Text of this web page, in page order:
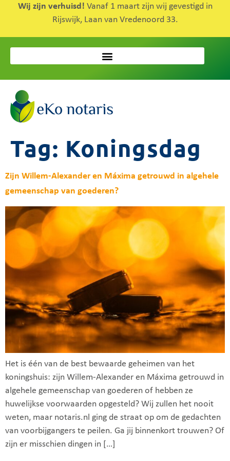
Wij zijn verhuisd! Vanaf 1 maart zijn wij gevestigd in
Rijswijk, Laan van Vredenoord 33.
Tag: Koningsdag
Zijn Willem-Alexander en Máxima getrouwd in algehele
gemeenschap van goederen?
Het is één van de best bewaarde geheimen van het
koningshuis: zijn Willem-Alexander en Máxima getrouwd in
algehele gemeenschap van goederen of hebben ze
huwelijkse voorwaarden opgesteld? Wij zullen het nooit
weten, maar notaris.nl ging de straat op om de gedachten
van voorbijgangers te peilen. Ga jij binnenkort trouwen? Of
zijn er misschien dingen in […]